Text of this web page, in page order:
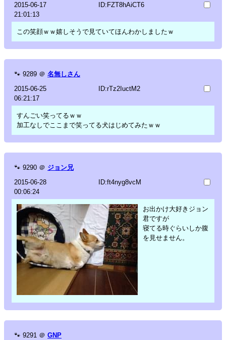
2015-06-17
21:01:13
ID:FZT8hAiCT6
この笑顔ｗｗ嬉しそうで見ていてほんわかしましたｗ
🐾 9289 ＠ 名無しさん
2015-06-25
06:21:17
ID:rTz2IuctM2
すんごい笑ってるｗｗ
加工なしでここまで笑ってる犬はじめてみたｗｗ
🐾 9290 ＠ ジョン兄
2015-06-28
00:06:24
ID:ft4nyg8vcM
お出かけ大好きジョン
君ですが
寝てる時ぐらいしか腹
を見せません。
🐾 9291 ＠ GNP